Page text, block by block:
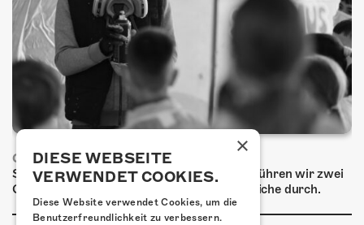
GRAFFITI-WORKSHOPS
Spray dein eigenes Graffiti! Im September führen wir zwei
Graffiti-Workshops für Kinder und Jugendliche durch.
×
DIESE WEBSEITE
VERWENDET COOKIES.
Diese Website verwendet Cookies, um die
Benutzerfreundlichkeit zu verbessern.